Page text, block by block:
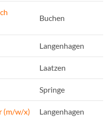
Buchen
Langenhagen
Laatzen
Springe
(m/w/x) Langenhagen